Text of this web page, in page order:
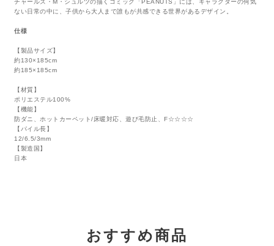
ない日常の中に、子供から大人まで誰もが共感できる世界があるデザイン。
仕様
【製品サイズ】
約130×185cm
約185×185cm
【材質】
ポリエステル100%
【機能】
防ダニ、ホットカーペット/床暖対応、遊び毛防止、F☆☆☆☆
【パイル長】
12/6.5/3mm
【製造国】
日本
おすすめ商品